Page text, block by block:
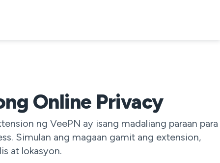
Online Privacy
ng VeePN ay isang madaliang paraan para
Simulan ang magaan gamit ang extension,
at lokasyon.